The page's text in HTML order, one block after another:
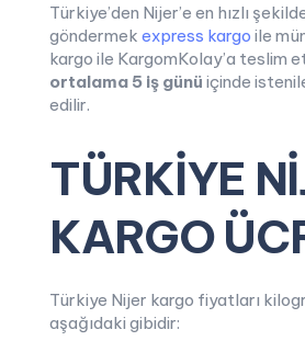
Türkiye’den Nijer’e en hızlı
göndermek express kargo ile
kargo ile KargomKolay’a teslim
ortalama 5 iş günü içinde
edilir.
TÜRKİYE
KARGO
Türkiye Nijer kargo fiyatları
aşağıdaki gibidir: